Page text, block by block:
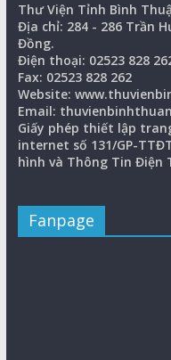
Thư Viện Tỉnh Bình
Địa chỉ: 284 - 286 Trần
Đồng.
Điện thoại: 02523 828
Fax: 02523 828 262
Website:
Email:
Giấy phép thiết lập
internet số 131/GP-
hình và Thông Tin Điện
Fanpage